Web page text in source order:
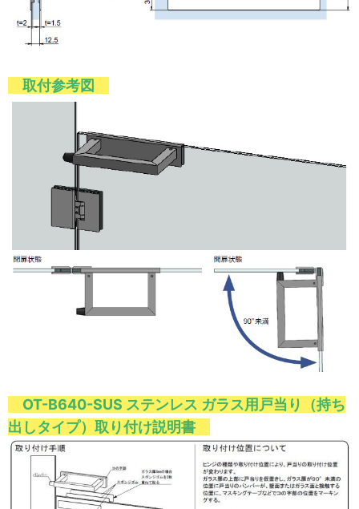
取付参考図
OT-B640-SUS ステンレス ガラス用戸当り（持ち
出しタイプ）取り付け説明書